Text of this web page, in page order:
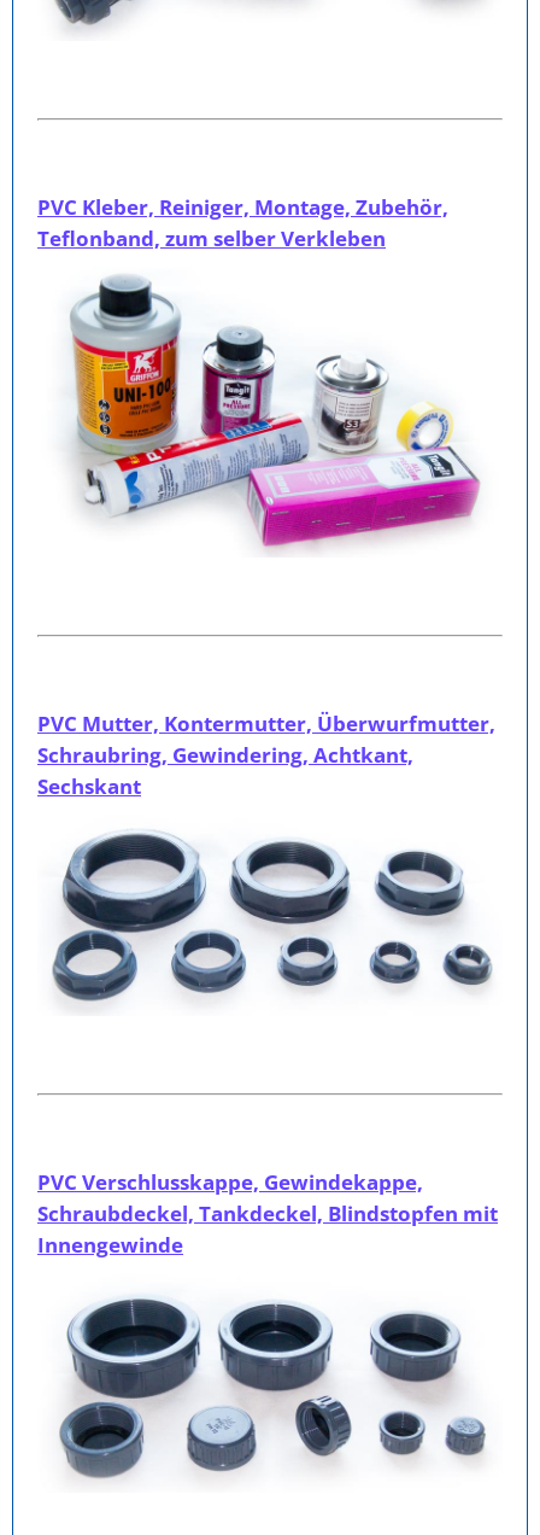
PVC Kleber, Reiniger, Montage, Zubehör,
Teflonband, zum selber Verkleben
PVC Mutter, Kontermutter, Überwurfmutter,
Schraubring, Gewindering, Achtkant,
Sechskant
PVC Verschlusskappe, Gewindekappe,
Schraubdeckel, Tankdeckel, Blindstopfen mit
Innengewinde